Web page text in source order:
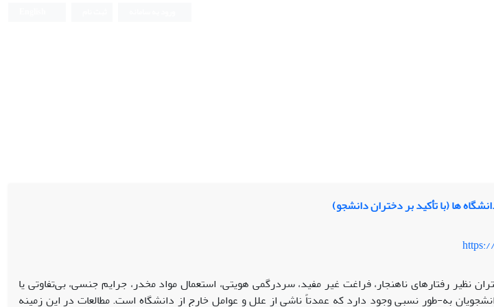
ها (با تأکید بر دختران دانشجو)
نظیر رفتارهای ناهنجار، فراغت غیر مفید، سردرگمی هویتی، استعمال مواد مخدر، جرایم جنسی، بی‌تفاوتی یا
به-طور نسبی وجود دارد که عمدتاً ناشی از علل و عوامل خارج از دانشگاه است. مطالعات در این زمینه